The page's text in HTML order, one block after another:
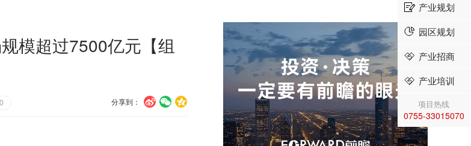
模超过7500亿元【组
U V c
分享到：
0
产业规划
园区规划
产业招商
产业培训
项目热线
0755-33015070